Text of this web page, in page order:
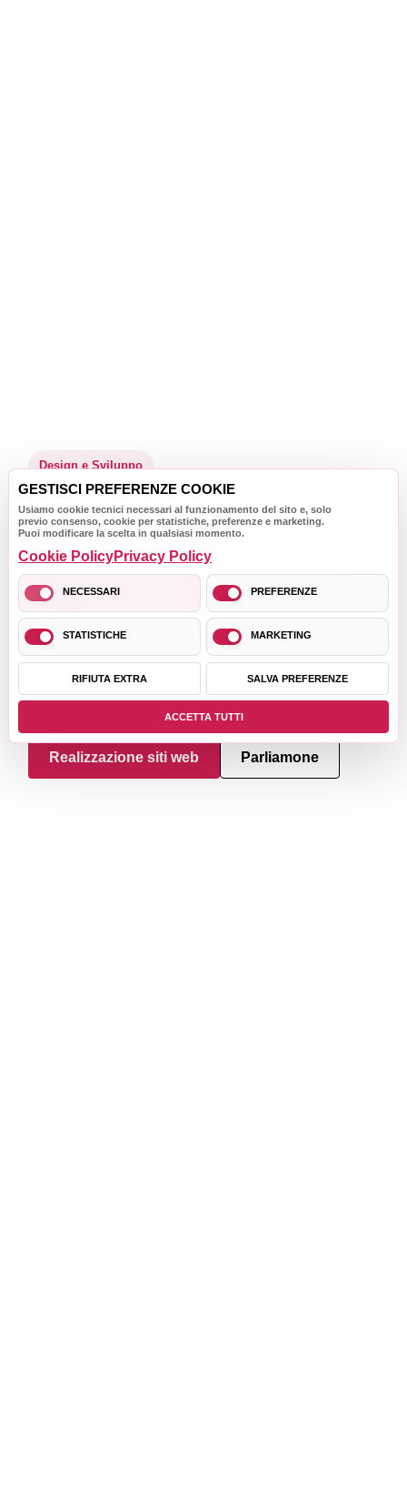
Design e Sviluppo
Un'immagine
riconoscibile da
ogni punto di vista
Progettiamo siti web, e-commerce e interfacce
pensate per presentare il brand e generare
risultati concreti.
Realizzazione siti web Parliamone
GESTISCI PREFERENZE COOKIE
Usiamo cookie tecnici necessari al funzionamento del sito e, solo
previo consenso, cookie per statistiche, preferenze e marketing.
Puoi modificare la scelta in qualsiasi momento.
Cookie PolicyPrivacy Policy
NECESSARI PREFERENZE
STATISTICHE MARKETING
RIFIUTA EXTRA SALVA PREFERENZE
ACCETTA TUTTI